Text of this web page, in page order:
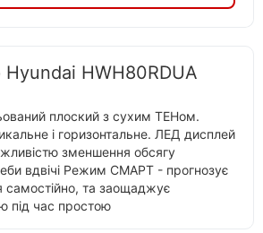
HWH80RDUA
плоский з сухим ТЕНом.
і горизонтальне. ЛЕД дисплей
зменшення обсягу
вдвічі Режим СМАРТ - прогнозує
самостійно, та заощаджує
під час простою